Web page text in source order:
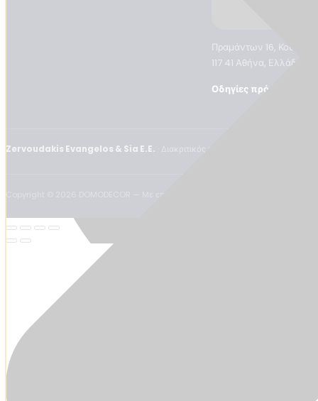
Πραμάντων 16, Κουκάκι
117 41 Αθήνα, Ελλάδα
Οδηγίες πρόσβασης
Zervoudakis Evangelos & Sia E.E.
DOMODECOR — Με επιφύλαξη παντός δικαιώματος.